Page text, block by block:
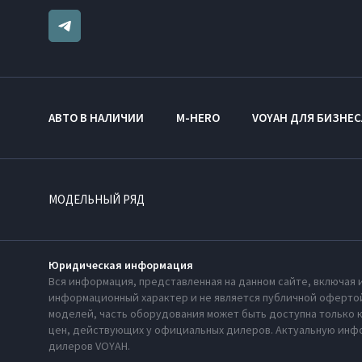
АВТО В НАЛИЧИИ M-HERO VOYAH ДЛЯ
МОДЕЛЬНЫЙ РЯД
Юридическая информация
Вся информация, представленная на данном сайте,
информационный характер и не является публичной
моделей, часть оборудования может быть доступна только
цен, действующих у официальных дилеров. Актуальную
дилеров VOYAH.